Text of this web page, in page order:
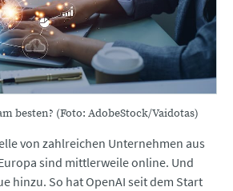
besten? (Foto: AdobeStock/Vaidotas)
von zahlreichen Unternehmen aus
sind mittlerweile online. Und
hinzu. So hat OpenAI seit dem Start